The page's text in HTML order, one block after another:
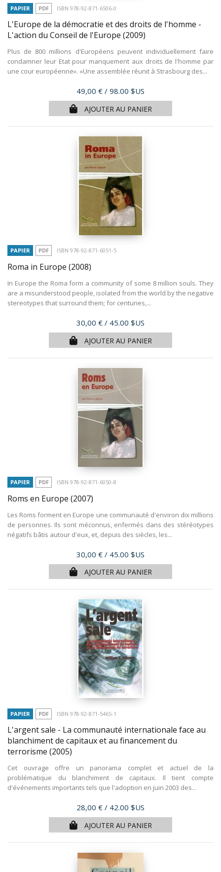
PAPIER PDF ISBN 978-92-871-6506-0
L'Europe de la démocratie et des droits de l'homme -
L'action du Conseil de l'Europe (2009)
Plus de 800 millions d'Européens peuvent individuellement faire
condamner leur Etat pour manquement aux droits de l'homme par
une cour européenne». «Une assemblée réunit à Strasbourg des...
Prix
49,00 € / 98.00 $US
AJOUTER AU PANIER
PAPIER PDF ISBN 978-92-871-6051-5
Roma in Europe (2008)
In Europe the Roma form a community of some 8 million souls. They
are a misunderstood people, isolated from the world by the negative
stereotypes that surround them; for centuries,...
Prix
30,00 € / 45.00 $US
AJOUTER AU PANIER
PAPIER PDF ISBN 978-92-871-6050-8
Roms en Europe (2007)
Les Roms forment en Europe une communauté d'environ dix millions
de personnes. Ils sont méconnus, enfermés dans des stéréotypes
négatifs bâtis autour d'eux, et, depuis des siècles, les...
Prix
30,00 € / 45.00 $US
AJOUTER AU PANIER
PAPIER PDF ISBN 978-92-871-5465-1
L'argent sale - La communauté internationale face au
blanchiment de capitaux et au financement du
terrorisme (2005)
Cet ouvrage offre un panorama complet et actuel de la
problématique du blanchiment de capitaux. Il tient compte
d'événements importants tels que l'adoption en juin 2003 des...
Prix
28,00 € / 42.00 $US
AJOUTER AU PANIER